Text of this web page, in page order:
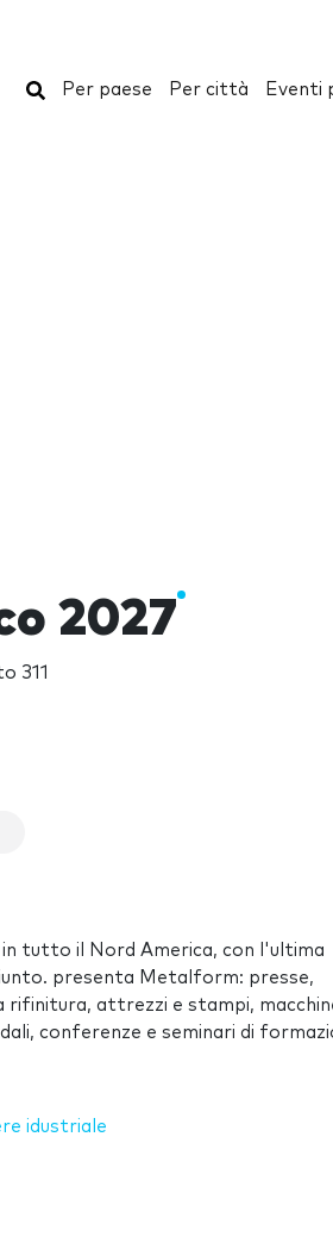
Cerca
Per paese Per città Eventi
2027
311
tutto il Nord America, con l'ultima
presenta Metalform: presse,
rifinitura, attrezzi e stampi,
conferenze e seminari di
idustriale